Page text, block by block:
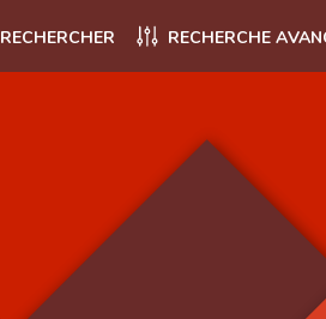
RECHERCHER RECHERCHE